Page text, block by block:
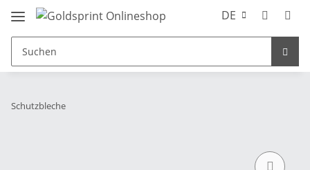
DE
Schutzbleche